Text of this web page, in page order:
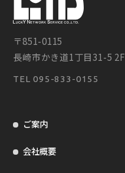
〒851-0115
長崎市かき道1丁目31-5 2F
TEL095-833-0155
ご案内
会社概要